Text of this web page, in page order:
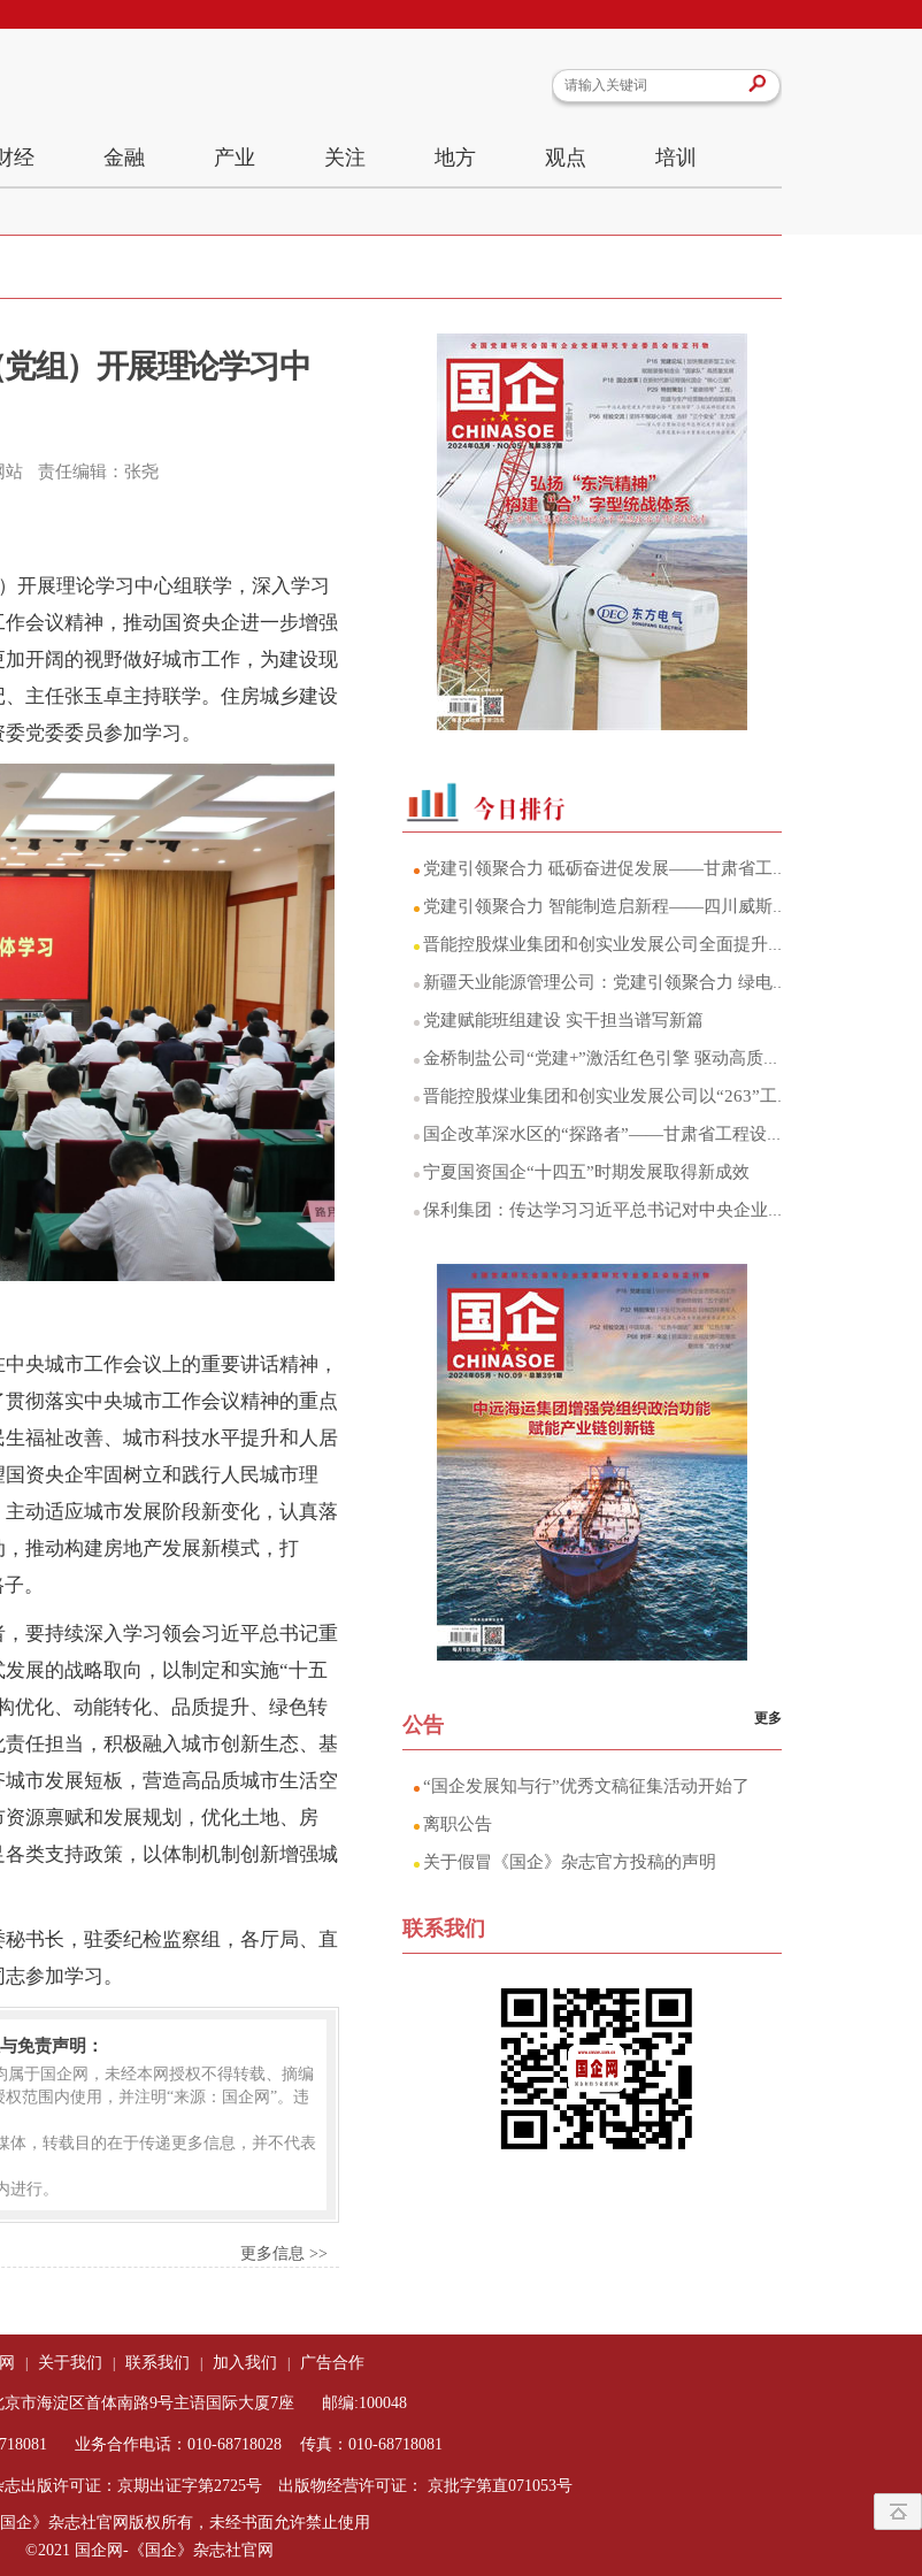
经 金融 产业 关注 地方 观点 培训
组）开展理论学习中
站 责任编辑：张尧
开展理论学习中心组联学，深入学习
会议精神，推动国资央企进一步增强
开阔的视野做好城市工作，为建设现
主任张玉卓主持联学。住房城乡建设
党委委员参加学习。
央城市工作会议上的重要讲话精神，
彻落实中央城市工作会议精神的重点
福祉改善、城市科技水平提升和人居
资央企牢固树立和践行人民城市理
动适应城市发展阶段新变化，认真落
推动构建房地产发展新模式，打
。
要持续深入学习领会习近平总书记重
展的战略取向，以制定和实施“十五
优化、动能转化、品质提升、绿色转
任担当，积极融入城市创新生态、基
市发展短板，营造高品质城市生活空
源禀赋和发展规划，优化土地、房
类支持政策，以体制机制创新增强城
书长，驻委纪检监察组，各厅局、直
参加学习。
免责声明：
于国企网，未经本网授权不得转载、摘编
范围内使用，并注明“来源：国企网”。违
，转载目的在于传递更多信息，并不代表
行。
更多信息 >>
党建引领聚合力 砥砺奋进促发展——甘肃省工程研究院基层党建与生产经营深度融合综述
党建引领聚合力 智能制造启新程——四川威斯卡特以党建红赋能新质生产力发展纪实
晋能控股煤业集团和创实业发展公司全面提升党的领导融入公司治理水平
新疆天业能源管理公司：党建引领聚合力 绿电赋能新发展
党建赋能班组建设 实干担当谱写新篇
金桥制盐公司“党建+”激活红色引擎 驱动高质量发展
晋能控股煤业集团和创实业发展公司以“263”工作机制全面提升党建工作与生产经营共融互促水平
国企改革深水区的“探路者”——甘肃省工程设计研究院市场化改革纪实
宁夏国资国企“十四五”时期发展取得新成效
保利集团：传达学习习近平总书记对中央企业工作的重要指示
公告 更多
“国企发展知与行”优秀文稿征集活动开始了
离职公告
关于假冒《国企》杂志官方投稿的声明
联系我们
关于我们 联系我们 加入我们 广告合作
市海淀区首体南路9号主语国际大厦7座 邮编:100048
业务合作电话：010-68718028 传真：010-68718081
出版许可证：京期出证字第2725号 出版物经营许可证： 京批字第直071053号
企》杂志社官网版权所有，未经书面允许禁止使用
©2021 国企网-《国企》杂志社官网